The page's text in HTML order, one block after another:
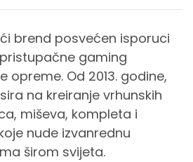
brend posvećen isporuci
gaming
opreme. Od 2013. godine,
na kreiranje vrhunskih
miševa, kompleta i
nude izvanrednu
širom svijeta.